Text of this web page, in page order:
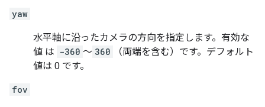
yaw
水平軸に沿ったカメラの方向を指定します。有効な
値 は -360 ～ 360
（両端を含む）です。デフォルト
値は 0 です。
fov